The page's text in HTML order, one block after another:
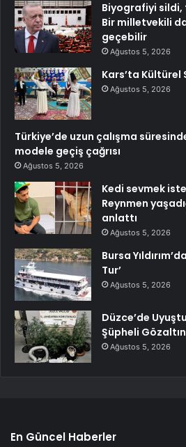
Biyografiyi sildi,
Bir milletvekili
geçebilir
Ağustos 5, 2026
Kars’ta Kültürel
Ağustos 5, 2026
Türkiye’de uzun çalışma
modele geçiş çağrısı
Ağustos 5, 2026
Kedi sevmek
Reynmen
anlattı
Ağustos 5, 2026
Bursa
Tur’
Ağustos 5, 2026
Düzce’de
Şüpheli
Ağustos 5, 2026
En Güncel Haberler